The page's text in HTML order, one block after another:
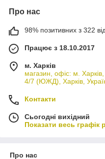
Про нас
98% позитивних з 322
Працює з 18.10.2017
м. Харків
магазин, офіс: м.
4/7 (ЮЖД), Харків,
Контакти
Сьогодні вихідний
Показати весь графік
Про нас